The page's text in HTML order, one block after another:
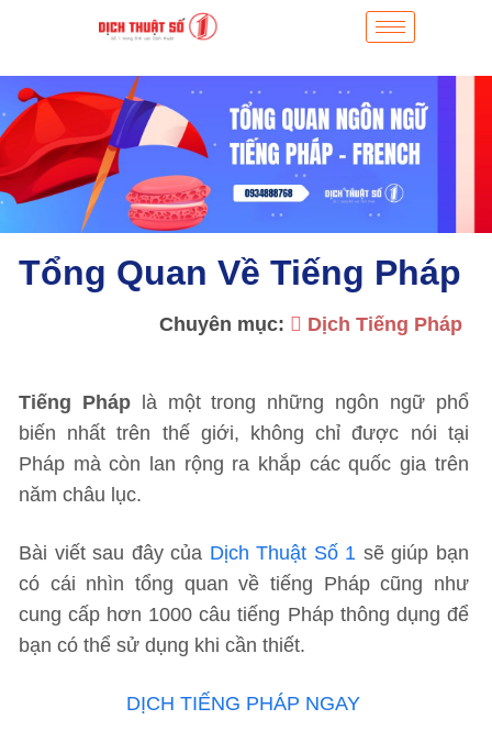
Tổng Quan Về Tiếng Pháp
Chuyên mục: Dịch Tiếng Pháp
Tiếng Pháplà một trong những ngôn ngữ phổ
biến nhất trên thế giới, không chỉ được nói tại
Pháp mà còn lan rộng ra khắp các quốc gia trên
năm châu lục.
Bài viết sau đây của Dịch Thuật Số 1 sẽ giúp bạn
có cái nhìn tổng quan về tiếng Pháp cũng như
cung cấp hơn 1000 câu tiếng Pháp thông dụng để
bạn có thể sử dụng khi cần thiết.
DỊCH TIẾNG PHÁP NGAY